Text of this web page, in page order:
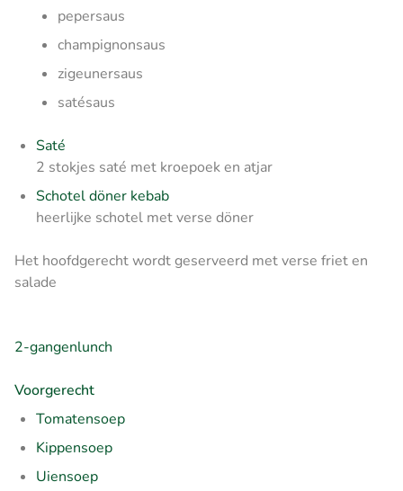
pepersaus
champignonsaus
zigeunersaus
satésaus
Saté
2 stokjes saté met kroepoek en atjar
Schotel döner kebab
heerlijke schotel met verse döner
Het hoofdgerecht wordt geserveerd met verse friet en
salade
2-gangenlunch
Voorgerecht
Tomatensoep
Kippensoep
Uiensoep